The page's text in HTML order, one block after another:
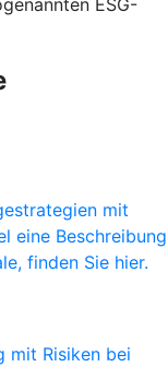
mit
eine Beschreibung
finden Sie hier.
mit Risiken bei